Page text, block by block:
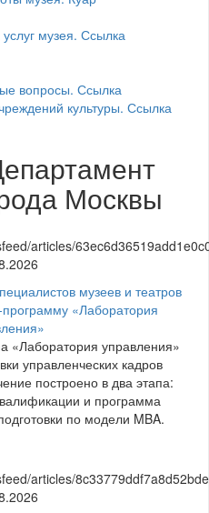
Москвы
музеев и театров
«Лаборатория
«Лаборатория управления»
управленческих кадров
построено в два этапа:
и программа
по модели MBA.